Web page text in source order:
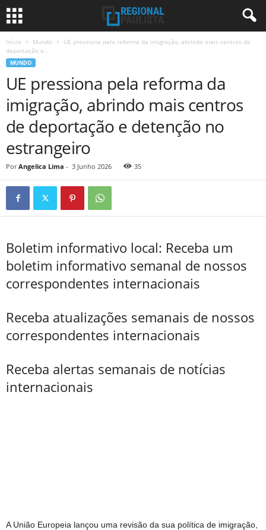
Início Mundo
UE pressiona pela reforma da imigração, abrindo mais centros de
deportação e...
MUNDO
UE pressiona pela reforma da
imigração, abrindo mais centros
de deportação e detenção no
estrangeiro
Por Angelica Lima - 3 Junho 2026 35
Boletim informativo local: Receba um
boletim informativo semanal de nossos
correspondentes internacionais
Receba atualizações semanais de nossos
correspondentes internacionais
Receba alertas semanais de notícias
internacionais
A União Europeia lançou uma revisão da sua política de imigração,